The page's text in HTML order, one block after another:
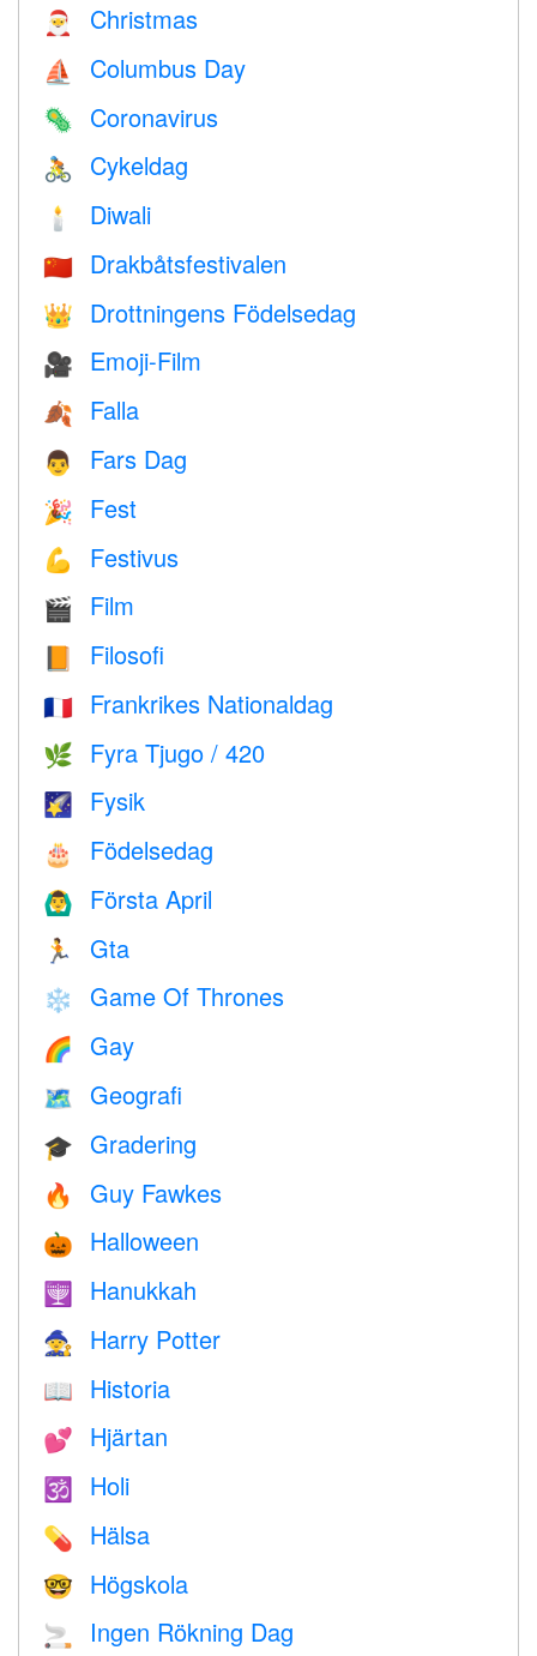
🎅 Christmas
⛵️ Columbus Day
🦠 Coronavirus
🚴 Cykeldag
🕯 Diwali
🇨🇳 Drakbåtsfestivalen
👑 Drottningens Födelsedag
🎥 Emoji-Film
🍂 Falla
👨 Fars Dag
🎉 Fest
💪 Festivus
🎬 Film
📙 Filosofi
🇫🇷 Frankrikes Nationaldag
🌿 Fyra Tjugo / 420
🌠 Fysik
🎂 Födelsedag
🙆‍♂️ Första April
🏃 Gta
❄️ Game Of Thrones
🌈 Gay
🗺 Geografi
🎓 Gradering
🔥 Guy Fawkes
🎃 Halloween
🕎 Hanukkah
🧙 Harry Potter
📖 Historia
💕 Hjärtan
🕉 Holi
💊 Hälsa
🤓 Högskola
🚬 Ingen Rökning Dag